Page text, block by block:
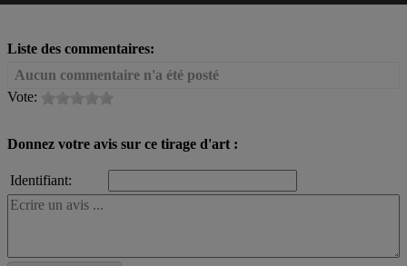
Liste des commentaires:
Aucun commentaire n'a été posté
Vote:
Donnez votre avis sur ce tirage d'art :
Identifiant: